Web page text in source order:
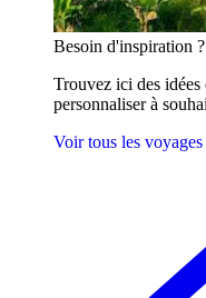
Besoin d'inspiration ?
Trouvez ici des
personnaliser à
Voir tous les voyages